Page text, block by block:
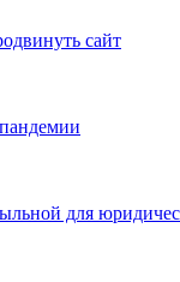
сайт
для